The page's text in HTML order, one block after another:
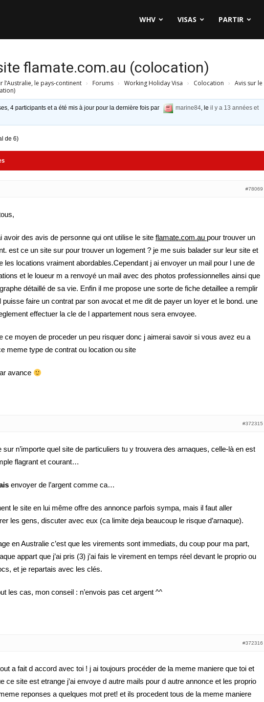
WHV VISAS PARTIR
flamate.com.au (colocation)
l’Australie, le pays-continent › Forums › Working Holiday Visa › Colocation › Avis sur le
4 participants et a été mis à jour pour la dernière fois par marine84, leil y a 13 années et
de 6)
#78069
avoir des avis de personne qui ont utilise le site flamate.com.au pour trouver un
est ce un site sur pour trouver un logement ? je me suis balader sur leur site et
les locations vraiment abordables.Cependant j ai envoyer un mail pour l une de
et le loueur m a renvoyé un mail avec des photos professionnelles ainsi que
détaillé de sa vie. Enfin il me propose une sorte de fiche detaillee a remplir
puisse faire un contrat par son avocat et me dit de payer un loyer et le bond. une
effectuer la cle de l appartement nous sera envoyee.
ce moyen de proceder un peu risquer donc j aimerai savoir si vous avez eu a
meme type de contrat ou location ou site
avance
#372315
sur n’importe quel site de particuliers tu y trouvera des arnaques, celle-là en est
flagrant et courant…
envoyer de l’argent comme ca…
le site en lui même offre des annonce parfois sympa, mais il faut aller
les gens, discuter avec eux (ca limite deja beaucoup le risque d’arnaque).
en Australie c’est que les virements sont immediats, du coup pour ma part,
appart que j’ai pris (3) j’ai fais le virement en temps réel devant le proprio ou
et je repartais avec les clés.
les cas, mon conseil : n’envois pas cet argent ^^
#372316
a fait d accord avec toi ! j ai toujours procéder de la meme maniere que toi et
ce site est etrange j’ai envoye d autre mails pour d autre annonce et les proprio
reponses a quelques mot pret! et ils procedent tous de la meme maniere